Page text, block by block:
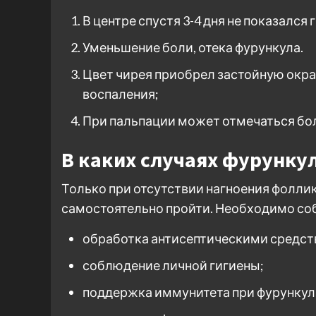
В центре спустя 3-4 дня не
Уменьшение боли, отека фурункула.
Цвет чирея приобрел застойную
воспаления;
При пальпации может отмечаться
В каких случаях
Только при отсутствии нагноения
самостоятельно пройти. Необходимо
обработка антисептическими
соблюдение личной гигиены;
поддержка иммунитета при